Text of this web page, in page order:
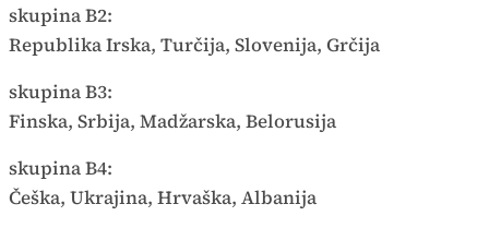
skupina B2:
Republika Irska, Turčija, Slovenija, Grčija
skupina B3:
Finska, Srbija, Madžarska, Belorusija
skupina B4:
Češka, Ukrajina, Hrvaška, Albanija